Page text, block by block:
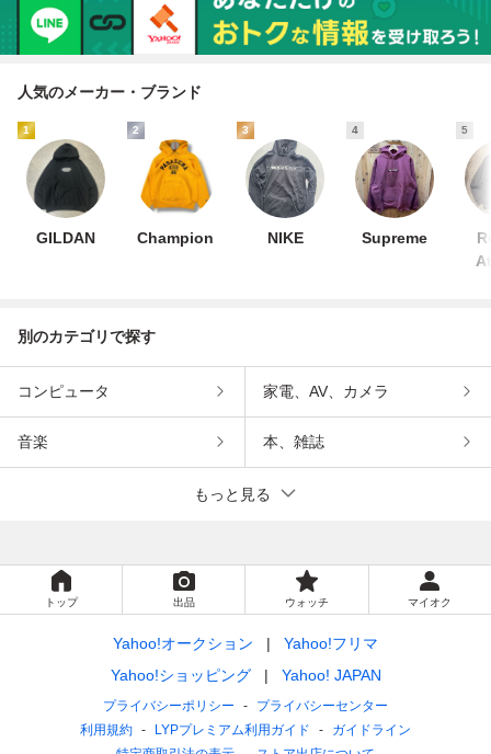
人気のメーカー・ブランド
1
GILDAN
2
Champion
3
NIKE
4
Supreme
5
別のカテゴリで探す
コンピュータ 家電、AV、カメラ
音楽 本、雑誌
もっと見る
トップ 出品 ウォッチ マイオク
Yahoo!オークション
Yahoo!フリマ
Yahoo!ショッピング
Yahoo! JAPAN
プライバシーポリシー
プライバシーセンター
利用規約
LYPプレミアム利用ガイド
ガイドライン